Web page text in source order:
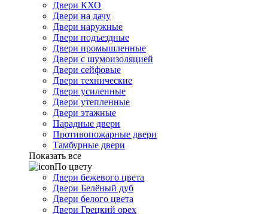
Двери КХО
Двери на дачу
Двери наружные
Двери подъездные
Двери промышленные
Двери с шумоизоляцией
Двери сейфовые
Двери технические
Двери усиленные
Двери утепленные
Двери этажные
Парадные двери
Противопожарные двери
Тамбурные двери
Показать все
По цвету
Двери бежевого цвета
Двери Белёный дуб
Двери белого цвета
Двери Грецкий орех